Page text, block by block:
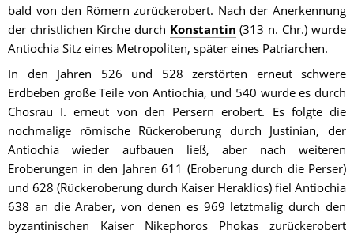
bald von den Römern zurückerobert. Nach der Anerkennung
der christlichen Kirche durch Konstantin (313 n. Chr.) wurde
Antiochia Sitz eines Metropoliten, später eines Patriarchen.
In den Jahren 526 und 528 zerstörten erneut schwere
Erdbeben große Teile von Antiochia, und 540 wurde es durch
Chosrau I. erneut von den Persern erobert. Es folgte die
nochmalige römische Rückeroberung durch Justinian, der
Antiochia wieder aufbauen ließ, aber nach weiteren
Eroberungen in den Jahren 611 (Eroberung durch die Perser)
und 628 (Rückeroberung durch Kaiser Heraklios) fiel Antiochia
638 an die Araber, von denen es 969 letztmalig durch den
byzantinischen Kaiser Nikephoros Phokas zurückerobert